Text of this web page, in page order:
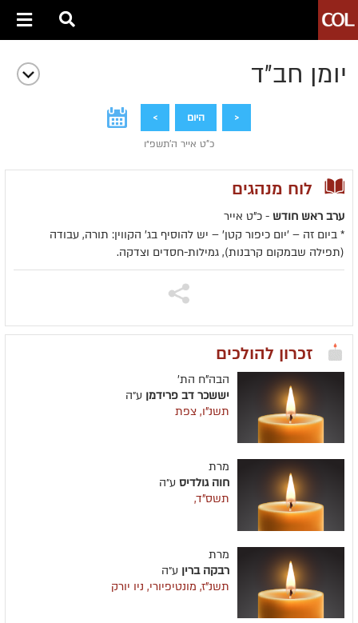
יומן חב״ד
< היום >
כ"ט אייר ה׳תשפ״ו
לוח מנהגים
ערב ראש חודש - כ"ט אייר
* ביום זה – 'יום כיפור קטן' – יש להוסיף בג' הקווין: תורה, עבודה
(תפילה שבמקום קרבנות), גמילות-חסדים וצדקה.
זכרון להולכים
הבה"ח הת'
יששכר דב פרידמן ע״ה
תשנ"ו, צפת
מרת
חוה גולדיס ע״ה
תשס"ד,
מרת
רבקה ברין ע״ה
תשנ"ז, מונטיפיורי, ניו יורק